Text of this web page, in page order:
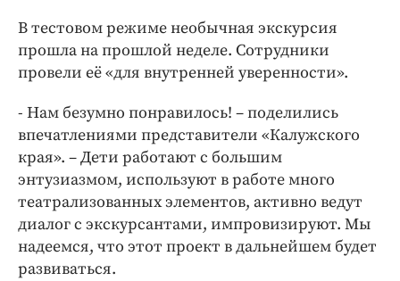
В тестовом режиме необычная экскурсия
прошла на прошлой неделе. Сотрудники
провели её «для внутренней уверенности».
- Нам безумно понравилось! – поделились
впечатлениями представители «Калужского
края». – Дети работают с большим
энтузиазмом, используют в работе много
театрализованных элементов, активно ведут
диалог с экскурсантами, импровизируют. Мы
надеемся, что этот проект в дальнейшем будет
развиваться.